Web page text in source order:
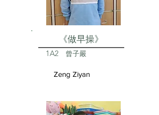
《做早操》
1A2 曾子嚴
Zeng Ziyan